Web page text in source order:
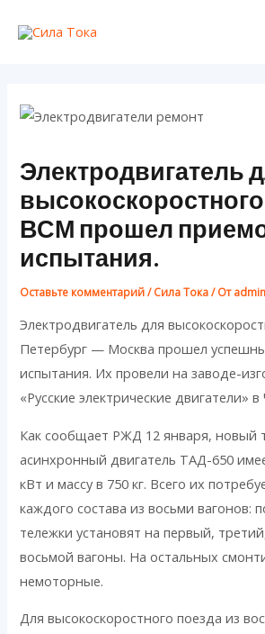
Электродвигатель
ВСМ прошел
испытания.
Оставьте комментарий /Сила Тока/ Отadmin
Электродвигатель для
Петербург — Москва прошел
испытания. Их провели на заводе-
«Русские электрические двигатели» в
Как сообщает РЖД 12 января, новый
асинхронный двигатель ТАД-650
кВт и массу в 750 кг. Всего их
каждого состава из восьми вагонов:
тележки установят на первый,
восьмой вагоны. На остальных
немоторные.
Для высокоскоростного поезда из